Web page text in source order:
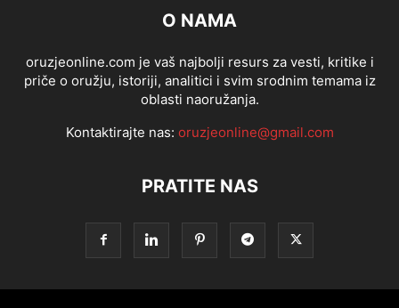
O NAMA
oruzjeonline.com je vaš najbolji resurs za vesti, kritike i
priče o oružju, istoriji, analitici i svim srodnim temama iz
oblasti naoružanja.
Kontaktirajte nas: oruzjeonline@gmail.com
PRATITE NAS